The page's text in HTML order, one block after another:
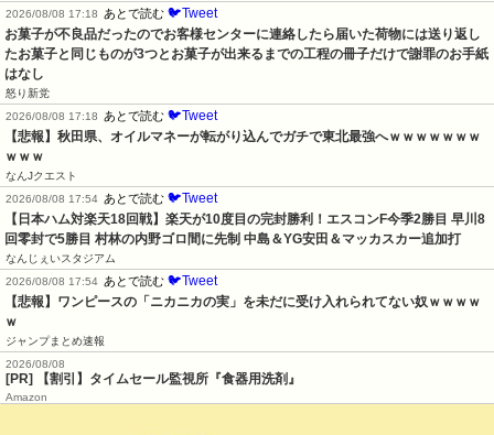
2026/08/08 17:18
あとで読む 🐦Tweet
お菓子が不良品だったのでお客様センターに連絡したら届いた荷物には送り返し
たお菓子と同じものが3つとお菓子が出来るまでの工程の冊子だけで謝罪のお手紙
はなし
怒り新党
2026/08/08 17:18
あとで読む 🐦Tweet
【悲報】秋田県、オイルマネーが転がり込んでガチで東北最強へｗｗｗｗｗｗｗ
ｗｗｗ
なんJクエスト
2026/08/08 17:54 あとで読む 🐦Tweet
【日本ハム対楽天18回戦】楽天が10度目の完封勝利！エスコンF今季2勝目 早川8
回零封で5勝目 村林の内野ゴロ間に先制 中島＆YG安田＆マッカスカー追加打
なんじぇいスタジアム
2026/08/08 17:54 あとで読む 🐦Tweet
【悲報】ワンピースの「ニカニカの実」を未だに受け入れられてない奴ｗｗｗｗ
ｗ
ジャンプまとめ速報
2026/08/08
[PR] 【割引】タイムセール監視所『食器用洗剤』
Amazon